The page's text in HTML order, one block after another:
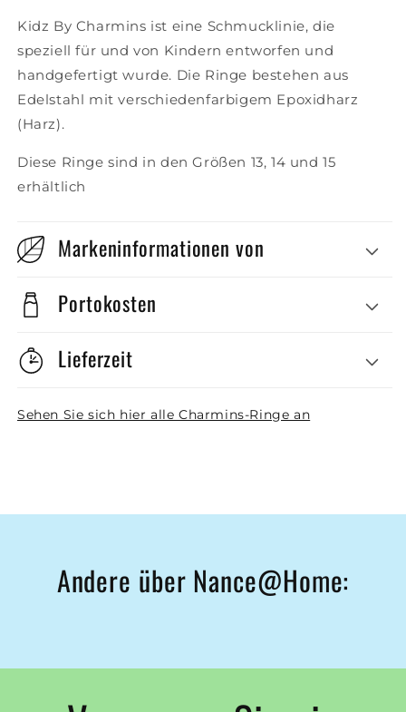
Kidz By Charmins ist eine Schmucklinie, die
speziell für und von Kindern entworfen und
handgefertigt wurde. Die Ringe bestehen aus
Edelstahl mit verschiedenfarbigem Epoxidharz
(Harz).
Diese Ringe sind in den Größen 13, 14 und 15
erhältlich
Markeninformationen von
Portokosten
Lieferzeit
Sehen Sie sich hier alle Charmins-Ringe an
Andere über Nance@Home: